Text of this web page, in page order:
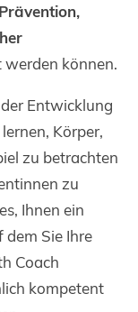
Prävention,
können.
Entwicklung
Körper,
zu betrachten
zu
Ihnen ein
Sie Ihre
Coach
kompetent